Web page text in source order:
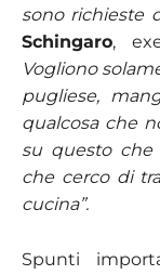
sono richieste
Schingaro,
Vogliono
pugliese,
qualcosa che
su questo che
che cerco di
cucina”.
Spunti